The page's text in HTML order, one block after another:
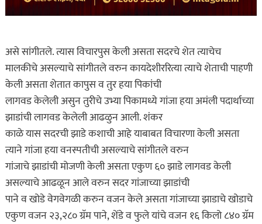
असे सांगीतले. त्यास विचारपुस केली असता सदरचे शेत त्याचेच
मालकीचे असल्याचे सांगीतले वरुन कायदेशीररित्या त्याचे शेताची पाहणी
केली असता शेतात कापुस व तुर हया पिकांची
लागवड केलेली असुन तुरीचे उभ्या पिकामध्ये गांजा हया अमंली पदार्थाच्या
झाडांची लागवड केलेली आढळुन आली. शंकर
काळे यास सदरची झाडे कशाची आहे याबाबत विचारणा केली असता
त्याने गांजा हया वनस्पतीची असल्याचे सांगीतले वरुन
गांजाचे झाडांची मोजणी केली असता एकुण ६० झाडे लागवड केली
असल्याचे आढळून आले वरुन सदर गांजाच्या झाडांची
पाने व खोडे वेगवेगळी करुन वजन केले असता गांजाच्या झाडाचे खोडाचे
एकुण वजन २३,२८० ग्रॅम पाने, शेंडे व फुले यांचे वजन १६ किलो ८४० ग्रॅम